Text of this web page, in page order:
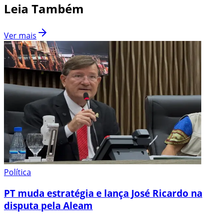
Leia Também
Ver mais
Política
PT muda estratégia e lança José Ricardo na
disputa pela Aleam